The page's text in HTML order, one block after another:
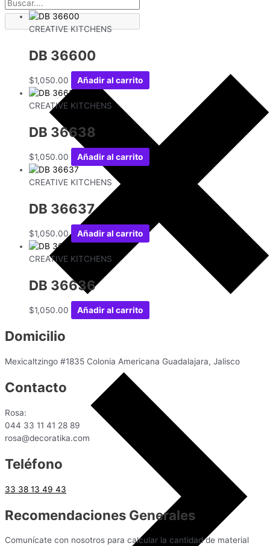
CREATIVE KITCHENS
DB 36600
$1,050.00 Añadir al carrito
CREATIVE KITCHENS
DB 36638
$1,050.00 Añadir al carrito
CREATIVE KITCHENS
DB 36637
$1,050.00 Añadir al carrito
CREATIVE KITCHENS
DB 36636
$1,050.00 Añadir al carrito
Domicilio
Mexicaltzingo #1835 Colonia Americana Guadalajara, Jalisco
Contacto
Rosa:
044 33 11 41 28 89
rosa@decoratika.com
Teléfono
33 38 13 49 43
Recomendaciones Generales
Comunícate con nosotros para calcular la cantidad de material